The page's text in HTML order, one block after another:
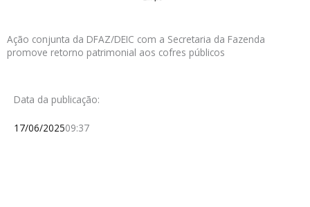
Ação conjunta da DFAZ/DEIC com a Secretaria da Fazenda
promove retorno patrimonial aos cofres públicos
Data da publicação:
17/06/202509:37